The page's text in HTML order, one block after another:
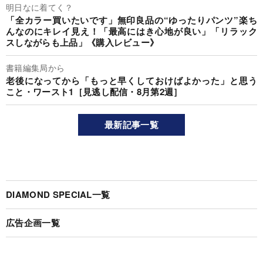
明日なに着てく？
「全カラー買いたいです」無印良品の“ゆったりパンツ”楽ち
んなのにキレイ見え！「最高にはき心地が良い」「リラック
スしながらも上品」《購入レビュー》
書籍編集局から
老後になってから「もっと早くしておけばよかった」と思う
こと・ワースト1［見逃し配信・8月第2週］
最新記事一覧
DIAMOND SPECIAL一覧
広告企画一覧